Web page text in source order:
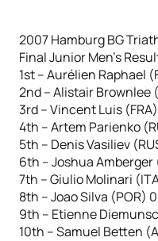
2007 Hamburg BG
Final Junior Men’s
1st – Aurélien Raphael
2nd – Alistair Brownlee
3rd – Vincent Luis
4th – Artem Parienko
5th – Denis Vasiliev
6th – Joshua
7th – Giulio Molinari
8th – Joao Silva (POR)
9th – Etienne
10th – Samuel Betten